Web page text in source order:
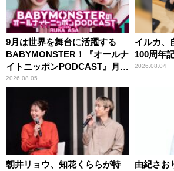
9月は世界を舞台に活躍する
BABYMONSTER！『オールナ
イトニッポンPODCAST』月替
わりパーソナリティ
2026.08.05
イルカ、
100周年
2026.08.04
朝井リョウ、知花くららが特
由紀さお